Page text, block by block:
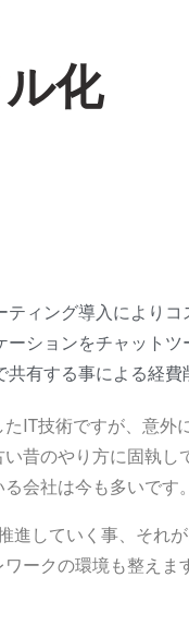
化
ティング導入によりコ
ーションをチャット
共有する事による経費
IT技術ですが、意外
昔のやり方に固執し
会社は今も多いです。
進していく事、それ
ークの環境も整えま